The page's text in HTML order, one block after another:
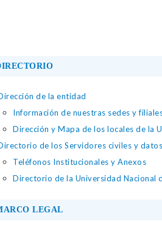
de la entidad
Información de nuestras sedes y
Dirección y Mapa de los locales de la
de los Servidores civiles y
Teléfonos Institucionales y Anexos
Directorio de la Universidad Nacional
LEGAL